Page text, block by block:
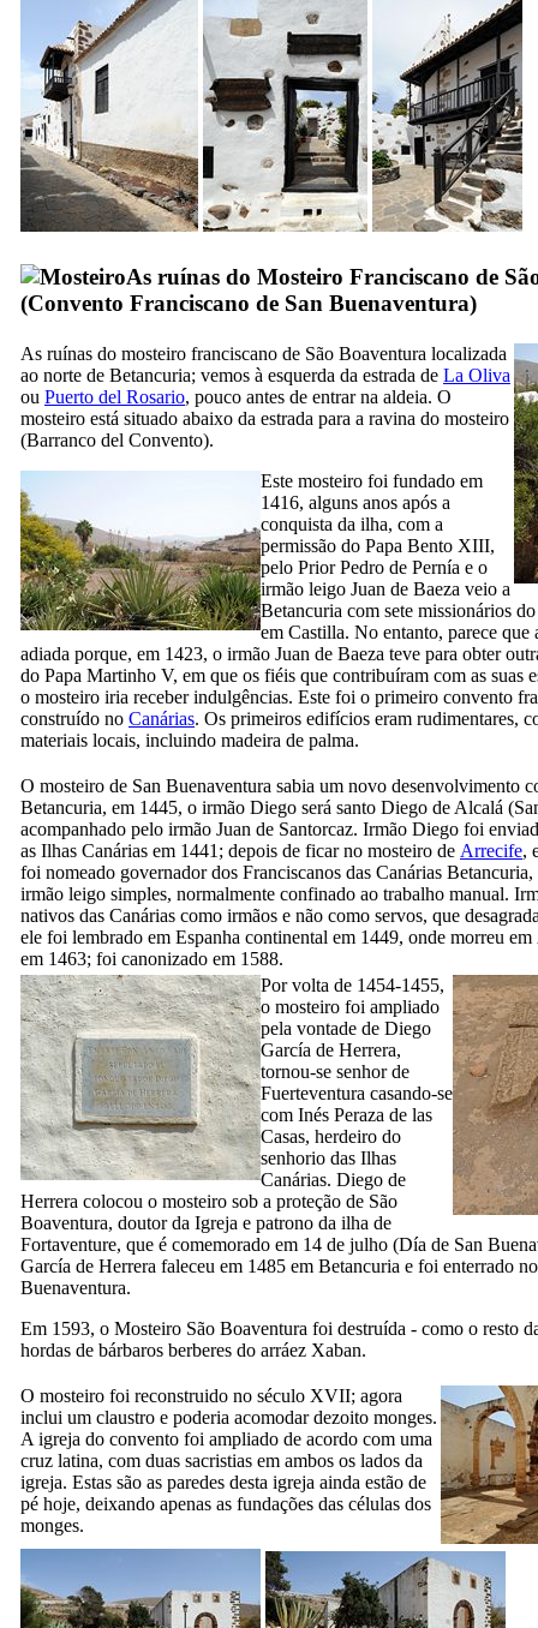
As ruínas do Mosteiro Franciscano de
(Convento Franciscano de San Buenaventura)
As ruínas do mosteiro franciscano de São Boaventura localizada
ao norte de Betancuria; vemos à esquerda da estrada de La Oliva
ou Puerto del Rosario, pouco antes de entrar na aldeia. O
mosteiro está situado abaixo da estrada para a ravina do mosteiro
(Barranco del Convento).
Este mosteiro foi fundado em
1416, alguns anos após a
conquista da ilha, com a
permissão do Papa Bento XIII,
pelo PriorPedro de Pernía e o
irmão leigo Juan de Baeza veio a
Betancuria com sete missionários
em Castilla. No entanto, parece que
adiada porque, em 1423, o irmão Juan de Baeza teve para obter
do Papa Martinho V, em que os fiéis que contribuíram com as suas
o mosteiro iria receber indulgências. Este foi o primeiro convento
construído no Canárias. Os primeiros edifícios eram rudimentares,
materiais locais, incluindo madeira de palma.
O mosteiro de San Buenaventura sabia um novo desenvolvimento
Betancuria, em 1445, o irmão Diego será santo Diego de Alcalá (
acompanhado pelo irmão Juan de Santorcaz. Irmão Diego foi
as Ilhas Canárias em 1441; depois de ficar no mosteiro de Arrecife,
foi nomeado governador dos Franciscanos das Canárias Betancuria,
irmão leigo simples, normalmente confinado ao trabalho manual.
nativos das Canárias como irmãos e não como servos, que
ele foi lembrado em Espanha continental em 1449, onde morreu em
em 1463; foi canonizado em 1588.
Por volta de 1454-1455,
o mosteiro foi ampliado
pela vontade de Diego
García de Herrera,
tornou-se senhor de
Fuerteventura casando-se
com Inés Peraza de las
Casas, herdeiro do
senhorio das Ilhas
Canárias. Diego de
Herrera colocou o mosteiro sob a proteção de São
Boaventura, doutor da Igreja e patrono da ilha de
Fortaventure, que é comemorado em 14 de julho (Día de San
García de Herrera faleceu em 1485 em Betancuria e foi enterrado
Buenaventura.
Em 1593, o Mosteiro São Boaventura foi destruída - como o resto
hordas de bárbaros berberes do arráez Xaban.
O mosteiro foi reconstruido no século XVII; agora
inclui um claustro e poderia acomodar dezoito monges.
A igreja do convento foi ampliado de acordo com uma
cruz latina, com duas sacristias em ambos os lados da
igreja. Estas são as paredes desta igreja ainda estão de
pé hoje, deixando apenas as fundações das células dos
monges.